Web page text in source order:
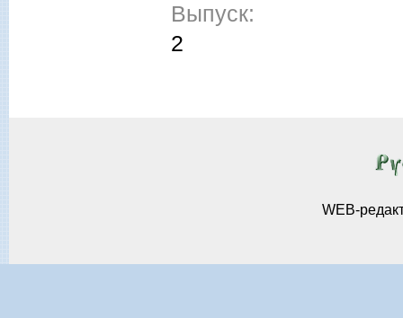
Выпуск:
2
WEB-